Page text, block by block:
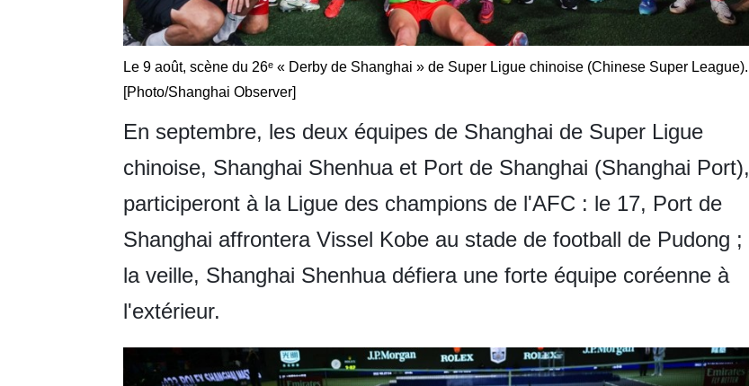
Le 9 août, scène du 26ᵉ « Derby de Shanghai » de Super Ligue chinoise (Chinese Super League).
[Photo/Shanghai Observer]
En septembre, les deux équipes de Shanghai de Super Ligue
chinoise, Shanghai Shenhua et Port de Shanghai (Shanghai Port),
participeront à la Ligue des champions de l'AFC : le 17, Port de
Shanghai affrontera Vissel Kobe au stade de football de Pudong ;
la veille, Shanghai Shenhua défiera une forte équipe coréenne à
l'extérieur.